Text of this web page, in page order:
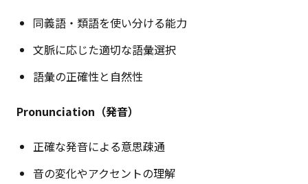
同義語・類語を使い分ける能力
文脈に応じた適切な語彙選択
語彙の正確性と自然性
Pronunciation（発音）
正確な発音による意思疎通
音の変化やアクセントの理解